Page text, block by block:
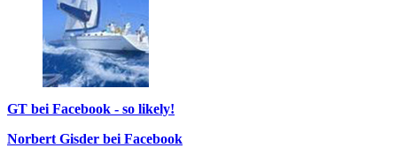
GT bei Facebook - so likely!
Norbert Gisder bei Facebook